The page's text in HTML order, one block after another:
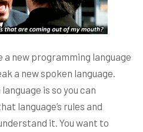
new programming language
a new spoken language.
is so you can
language’s rules and
it. You want to